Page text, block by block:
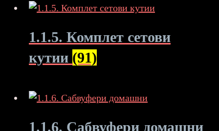
1.1.5. Комплет сетови
кутии (91)
1.1.6. Сабвуфери домашни